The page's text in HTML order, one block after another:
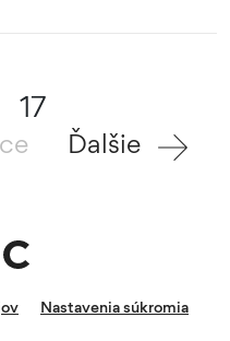
17
Ďalšie
Nastavenia súkromia